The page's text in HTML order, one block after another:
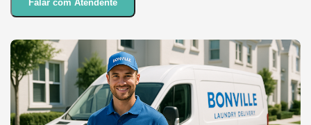
Falar com Atendente